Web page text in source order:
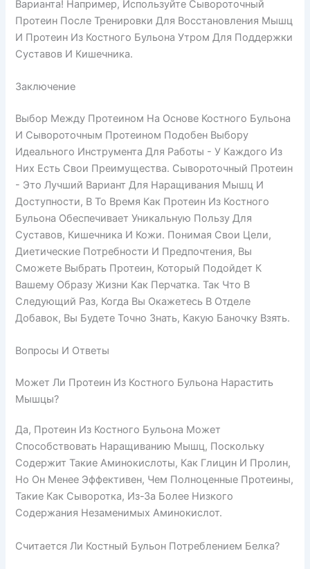
Варианта! Например, Используйте Сывороточный
Протеин После Тренировки Для Восстановления Мышц
И Протеин Из Костного Бульона Утром Для Поддержки
Суставов И Кишечника.
Заключение
Выбор Между Протеином На Основе Костного Бульона
И Сывороточным Протеином Подобен Выбору
Идеального Инструмента Для Работы - У Каждого Из
Них Есть Свои Преимущества. Сывороточный Протеин
- Это Лучший Вариант Для Наращивания Мышц И
Доступности, В То Время Как Протеин Из Костного
Бульона Обеспечивает Уникальную Пользу Для
Суставов, Кишечника И Кожи. Понимая Свои Цели,
Диетические Потребности И Предпочтения, Вы
Сможете Выбрать Протеин, Который Подойдет К
Вашему Образу Жизни Как Перчатка. Так Что В
Следующий Раз, Когда Вы Окажетесь В Отделе
Добавок, Вы Будете Точно Знать, Какую Баночку Взять.
Вопросы И Ответы
Может Ли Протеин Из Костного Бульона Нарастить
Мышцы?
Да, Протеин Из Костного Бульона Может
Способствовать Наращиванию Мышц, Поскольку
Содержит Такие Аминокислоты, Как Глицин И Пролин,
Но Он Менее Эффективен, Чем Полноценные Протеины,
Такие Как Сыворотка, Из-За Более Низкого
Содержания Незаменимых Аминокислот.
Считается Ли Костный Бульон Потреблением Белка?